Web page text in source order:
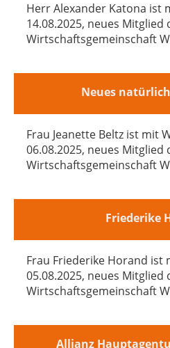
Herr Alexander Katona ist
14.08.2025, neues Mitglied
Wirtschaftsgemeinschaft
Neues
Frau Jeanette Beltz ist mit
06.08.2025, neues Mitglied
Wirtschaftsgemeinschaft
Friederike
Frau Friederike Horand ist
05.08.2025, neues Mitglied
Wirtschaftsgemeinschaft
Allianz